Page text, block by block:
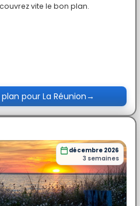
vite le bon plan.
pour La Réunion→
décembre 2026
3 semaines